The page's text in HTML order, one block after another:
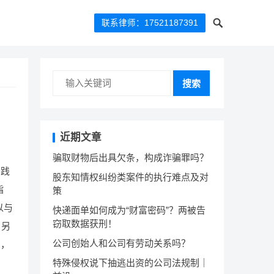
联系律师：17521187391
与
搜索
近期文章
骗取财物后出具欠条，构成诈骗罪吗？
股东知情权纠纷类案件的执行难点及对
策
快递面单如何成为“财富密码”？两被告
窃取数据获刑！
公司创始人和公司有劳动关系吗？
特殊侵权说下抽逃出资的公司法规制｜